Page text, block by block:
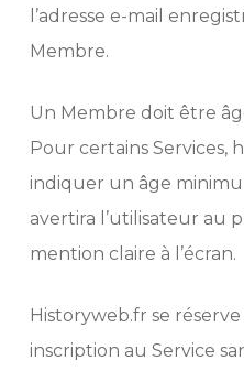
l’adresse e-mail
Membre.
Un Membre doit être
Pour certains Services,
indiquer un âge
avertira l’utilisateur au
mention claire à l’écran.
Historyweb.fr se
inscription au Service